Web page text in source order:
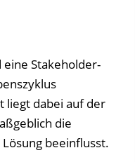
Stakeholder-
liegt dabei auf der
die
beeinflusst.